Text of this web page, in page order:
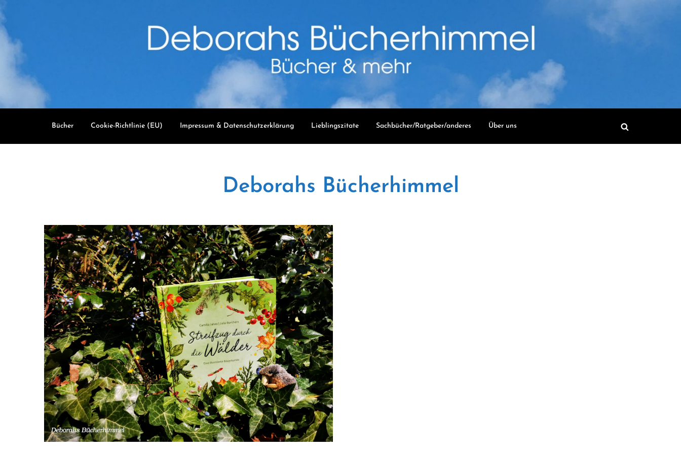
content
Bücher Cookie-Richtlinie (EU) Impressum & Datenschutzerklärung Lieblingszitate Sachbücher/Ratgeber/anderes Über uns
Deborahs Bücherhimmel